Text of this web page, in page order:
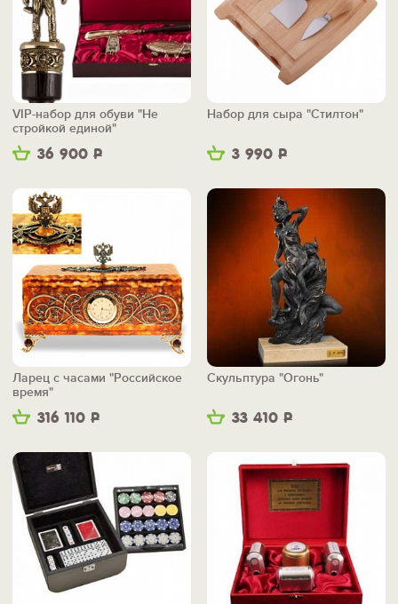
36 900 Р
VIP-набор для обуви "Не
стройкой единой"
3 990 Р
Набор для сыра "Стилтон"
316 110 Р
Ларец с часами "Российское
время"
33 410 Р
Скульптура "Огонь"